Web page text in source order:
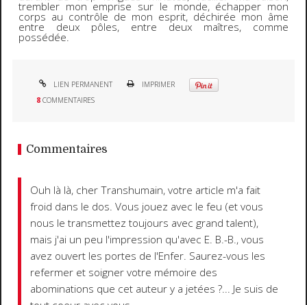
trembler mon emprise sur le monde, échapper mon
corps au contrôle de mon esprit, déchirée mon âme
entre deux pôles, entre deux maîtres, comme
possédée.
LIEN PERMANENT
IMPRIMER
8 COMMENTAIRES
Commentaires
Ouh là là, cher Transhumain, votre article m'a fait
froid dans le dos. Vous jouez avec le feu (et vous
nous le transmettez toujours avec grand talent),
mais j'ai un peu l'impression qu'avec E. B.-B., vous
avez ouvert les portes de l'Enfer. Saurez-vous les
refermer et soigner votre mémoire des
abominations que cet auteur y a jetées ?... Je suis de